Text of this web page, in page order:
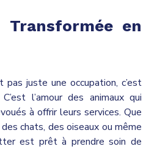
Transformée en
juste une occupation, c’est
l’amour des animaux qui
à offrir leurs services. Que
chats, des oiseaux ou même
est prêt à prendre soin de